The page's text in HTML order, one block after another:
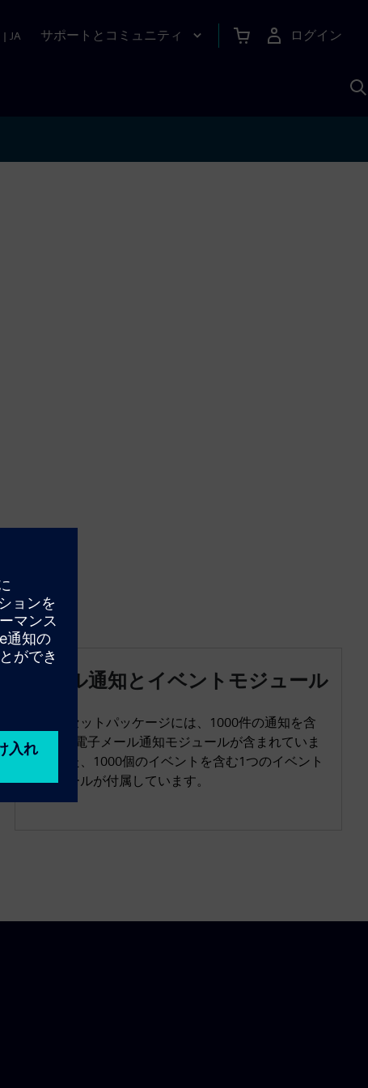
| JA サポートとコミュニティ ログイン
メール通知とイベントモジュール
このアセットパッケージには、1000件の通知を含
む1つの電子メール通知モジュールが含まれていま
す。また、1000個のイベントを含む1つのイベント
モジュールが付属しています。